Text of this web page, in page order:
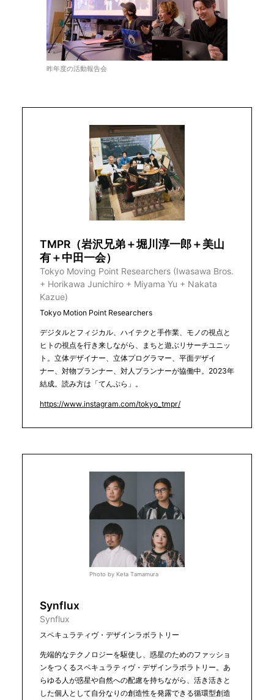
昨年度の活動報告会
TMPR（岩沢兄弟＋堀川淳一郎＋美山
有＋中田一会）
Tokyo Moving Point Researchers (Iwasawa Bros.
+ Horikawa Junichiro + Miyama Yu + Nakata
Kazue)
Tokyo Motion Point Researchers
デジタルとフィジカル、ハイテクと手作業、モノの視点と
ヒトの視点を行き来しながら、まちと遊ぶリサーチユニッ
ト。立体デザイナー、立体プログラマー、平面デザイ
ナー、対物プランナー、対人プランナーが協働中。2023年
結成。読み方は「てんぷら」。
https://www.instagram.com/tokyo_tmpr/
Photo by Keta Tamamura
Synflux
Synflux
スペキュラティヴ・デザインラボラトリー
先端的なテクノロジーを駆使し、惑星のためのファッショ
ンをつくるスペキュラティヴ・デザインラボラトリー。あ
らゆる人が惑星や自然への配慮を持ちながら、活き活きと
した個人として自分なりの創造性を発露できる循環型創造